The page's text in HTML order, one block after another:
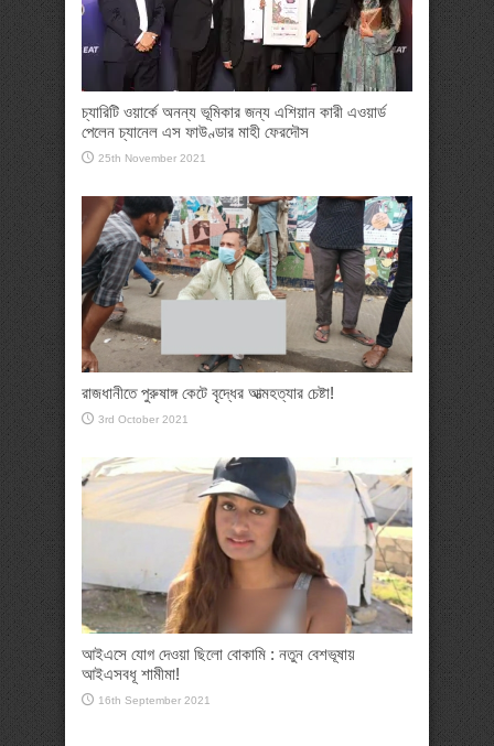
চ্যারিটি ওয়ার্কে অনন্য ভূমিকার জন্য এশিয়ান কারী এওয়ার্ড
পেলেন চ্যানেল এস ফাউণ্ডার মাহী ফেরদৌস
25th November 2021
রাজধানীতে পুরুষাঙ্গ কেটে বৃদ্ধের আত্মহত্যার চেষ্টা!
3rd October 2021
আইএসে যোগ দেওয়া ছিলো বোকামি : নতুন বেশভূষায়
আইএসবধূ শামীমা!
16th September 2021